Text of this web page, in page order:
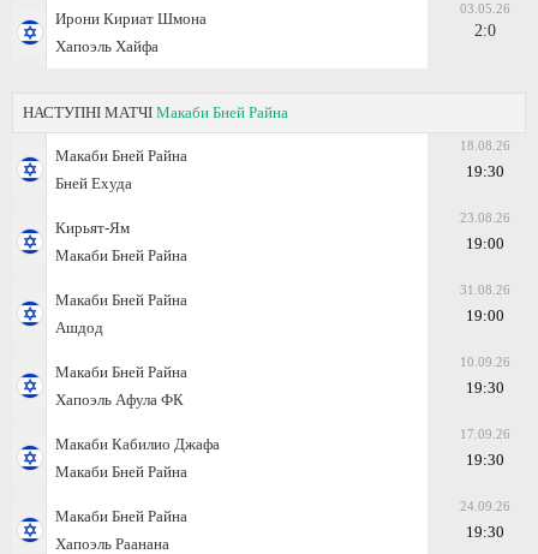
Ирони Кириат Шмона
Хапоэль Хайфа
03.05.26
2:0
НАСТУПНІ МАТЧІ Макаби Бней Райна
Макаби Бней Райна
Бней Ехуда
18.08.26
19:30
Кирьят-Ям
Макаби Бней Райна
23.08.26
19:00
Макаби Бней Райна
Ашдод
31.08.26
19:00
Макаби Бней Райна
Хапоэль Афула ФК
10.09.26
19:30
Макаби Кабилио Джафа
Макаби Бней Райна
17.09.26
19:30
Макаби Бней Райна
Хапоэль Раанана
24.09.26
19:30